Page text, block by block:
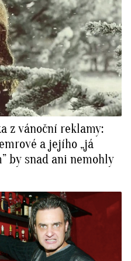
z vánoční reklamy:
a jejího „já
by snad ani nemohly